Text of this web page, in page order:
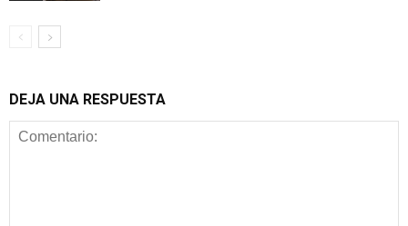
DEJA UNA RESPUESTA